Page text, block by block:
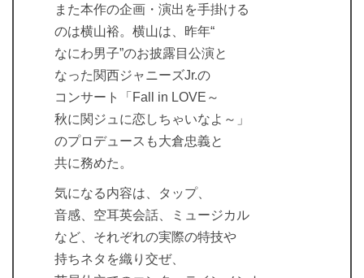
また本作の企画・演出を手掛ける
のは横山裕。横山は、昨年“
なにわ男子”のお披露目公演と
なった関西ジャニーズJr.の
コンサート「Fall in LOVE～
秋に関ジュに恋しちゃいなよ～」
のプロデュースも大倉忠義と
共に務めた。
気になる内容は、タップ、
音感、空耳英会話、ミュージカル
など、それぞれの実際の特技や
持ちネタを織り交ぜ、